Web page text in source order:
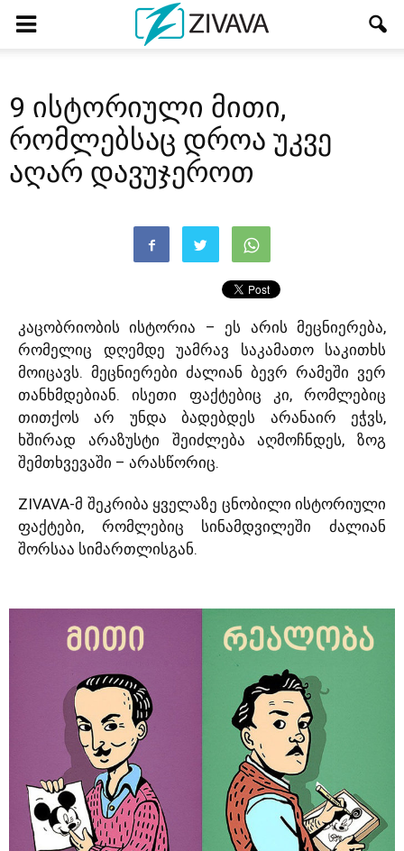
9 ისტორიული მითი,
რომლებსაც დროა უკვე
აღარ დავუჯეროთ
კაცობრიობის ისტორია – ეს არის მეცნიერება,
რომელიც დღემდე უამრავ საკამათო საკითხს
მოიცავს. მეცნიერები ძალიან ბევრ რამეში ვერ
თანხმდებიან. ისეთი ფაქტებიც კი, რომლებიც
თითქოს არ უნდა ბადებდეს არანაირ ეჭვს,
ხშირად არაზუსტი შეიძლება აღმოჩნდეს, ზოგ
შემთხვევაში – არასწორიც.
ZIVAVA-მ შეკრიბა ყველაზე ცნობილი ისტორიული
ფაქტები, რომლებიც სინამდვილეში ძალიან
შორსაა სიმართლისგან.